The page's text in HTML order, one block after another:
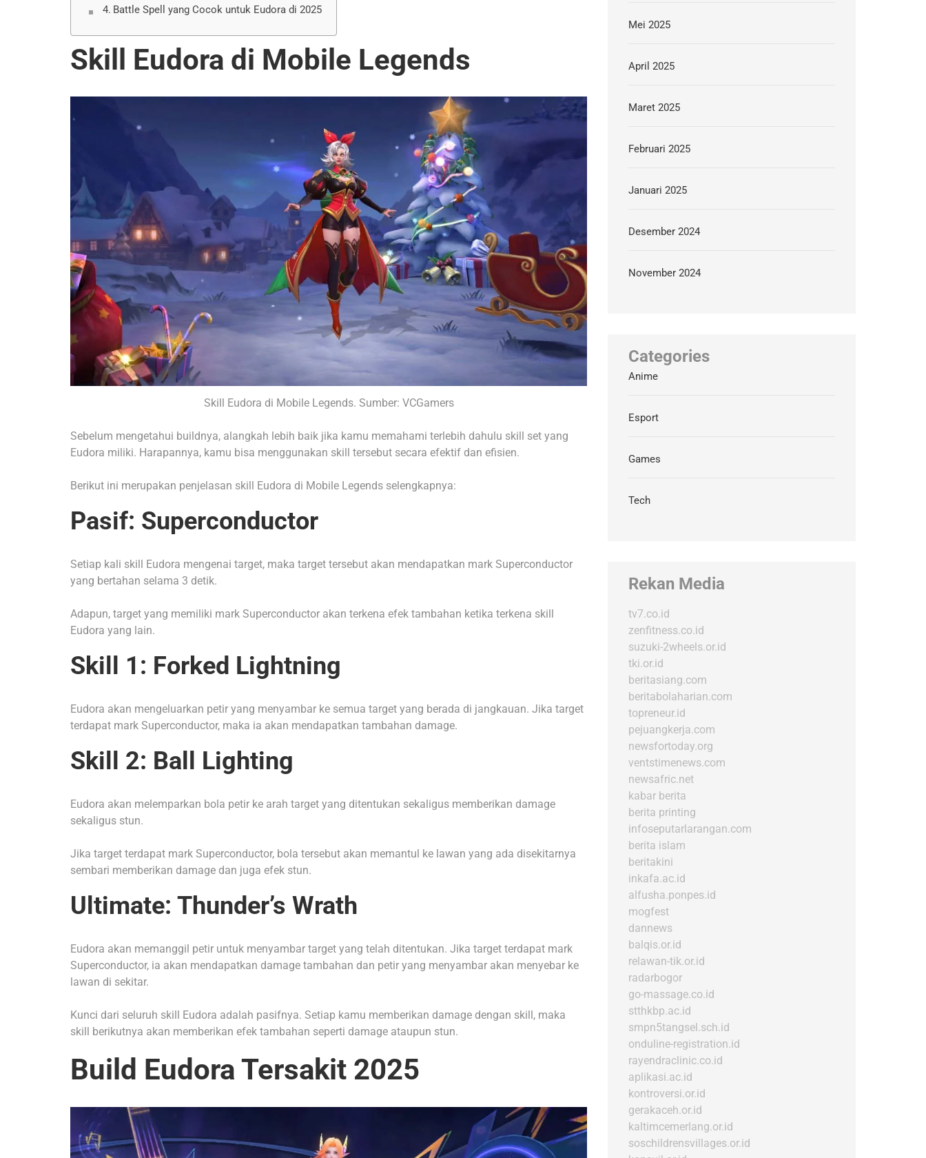
Battle Spell yang Cocok untuk Eudora di 2025
Skill Eudora di Mobile Legends
Skill Eudora di Mobile Legends. Sumber: VCGamers
Sebelum mengetahui buildnya, alangkah lebih baik jika kamu memahami terlebih dahulu skill set yang
Eudora miliki. Harapannya, kamu bisa menggunakan skill tersebut secara efektif dan efisien.
Berikut ini merupakan penjelasan skill Eudora di Mobile Legends selengkapnya:
Pasif: Superconductor
Setiap kali skill Eudora mengenai target, maka target tersebut akan mendapatkan mark Superconductor
yang bertahan selama 3 detik.
Adapun, target yang memiliki mark Superconductor akan terkena efek tambahan ketika terkena skill
Eudora yang lain.
Skill 1: Forked Lightning
Eudora akan mengeluarkan petir yang menyambar ke semua target yang berada di jangkauan. Jika target
terdapat mark Superconductor, maka ia akan mendapatkan tambahan damage.
Skill 2: Ball Lighting
Eudora akan melemparkan bola petir ke arah target yang ditentukan sekaligus memberikan damage
sekaligus stun.
Jika target terdapat mark Superconductor, bola tersebut akan memantul ke lawan yang ada disekitarnya
sembari memberikan damage dan juga efek stun.
Ultimate: Thunder’s Wrath
Eudora akan memanggil petir untuk menyambar target yang telah ditentukan. Jika target terdapat mark
Superconductor, ia akan mendapatkan damage tambahan dan petir yang menyambar akan menyebar ke
lawan di sekitar.
Kunci dari seluruh skill Eudora adalah pasifnya. Setiap kamu memberikan damage dengan skill, maka
skill berikutnya akan memberikan efek tambahan seperti damage ataupun stun.
Build Eudora Tersakit 2025
Mei 2025
April 2025
Maret 2025
Februari 2025
Januari 2025
Desember 2024
November 2024
Categories
Anime
Esport
Games
Tech
Rekan Media
tv7.co.id
zenfitness.co.id
suzuki-2wheels.or.id
tki.or.id
beritasiang.com
beritabolaharian.com
topreneur.id
pejuangkerja.com
newsfortoday.org
ventstimenews.com
newsafric.net
kabar berita
berita printing
infoseputarlarangan.com
berita islam
beritakini
inkafa.ac.id
alfusha.ponpes.id
mogfest
dannews
balqis.or.id
relawan-tik.or.id
radarbogor
go-massage.co.id
stthkbp.ac.id
smpn5tangsel.sch.id
onduline-registration.id
rayendraclinic.co.id
aplikasi.ac.id
kontroversi.or.id
gerakaceh.or.id
kaltimcemerlang.or.id
soschildrensvillages.or.id